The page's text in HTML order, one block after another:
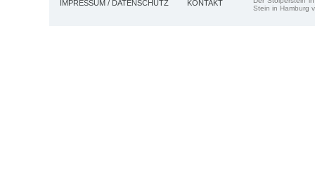
IMPRESSUM / DATENSCHUTZ KONTAKT
Stein in Hamburg